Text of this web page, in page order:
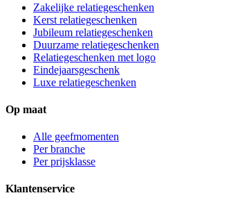
Zakelijke relatiegeschenken
Kerst relatiegeschenken
Jubileum relatiegeschenken
Duurzame relatiegeschenken
Relatiegeschenken met logo
Eindejaarsgeschenk
Luxe relatiegeschenken
Op maat
Alle geefmomenten
Per branche
Per prijsklasse
Klantenservice